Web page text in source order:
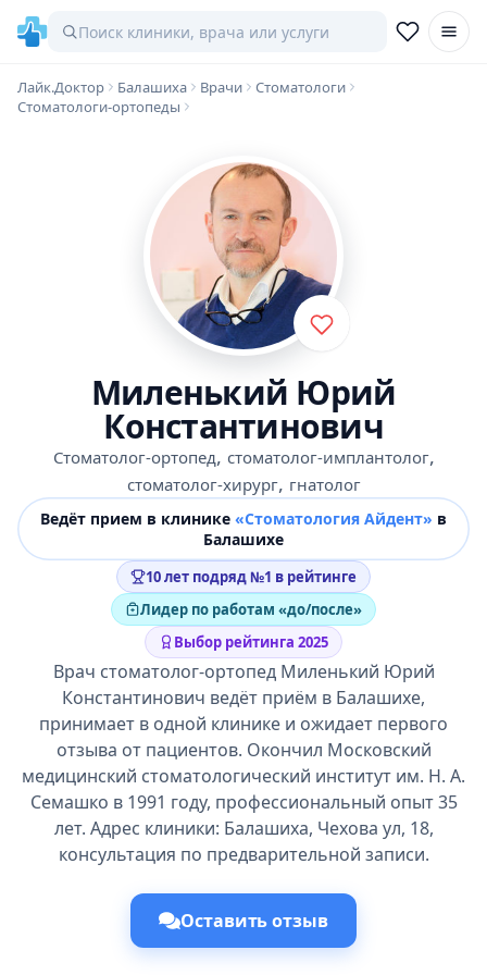
Лайк.Доктор Балашиха Врачи
Стоматологи
Стоматологи-ортопеды
Миленький Юрий
Константинович
Стоматолог-ортопед, стоматолог-имплантолог,
стоматолог-хирург, гнатолог
Ведёт прием в клинике «Стоматология Айдент» в
Балашихе
10 лет подряд №1 в рейтинге
Лидер по работам «до/после»
Выбор рейтинга 2025
Врач стоматолог-ортопед Миленький Юрий
Константинович ведёт приём в Балашихе,
принимает в одной клинике и ожидает первого
отзыва от пациентов. Окончил Московский
медицинский стоматологический институт им. Н. А.
Семашко в 1991 году, профессиональный опыт 35
лет. Адрес клиники: Балашиха, Чехова ул, 18,
консультация по предварительной записи.
Оставить отзыв